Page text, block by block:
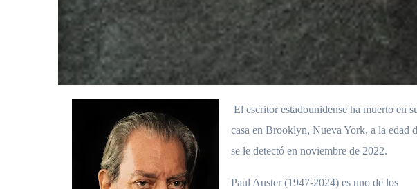
El escritor estadounidense ha muerto en
casa en Brooklyn, Nueva York, a la edad
se le detectó en noviembre de 2022.
Paul Auster (1947-2024) es uno de los